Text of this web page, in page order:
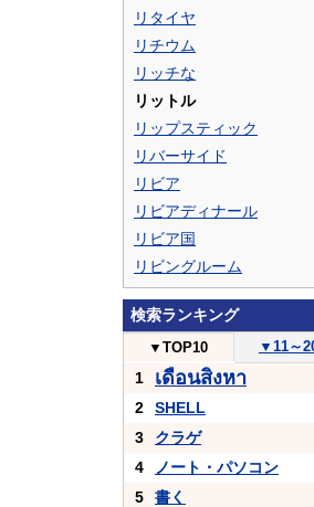
リタイヤ
リチウム
リッチな
リットル
リップスティック
リバーサイド
リビア
リビアディナール
リビア国
リビングルーム
検索ランキング
▼ TOP10 ▼ 11～
1 เดือนสิงหา
2
SHELL
3
クラゲ
4
ノート・パソコン
5
書く